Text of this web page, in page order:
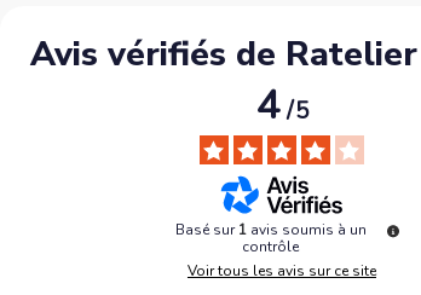
Avis vérifiés de
4/5
Basé sur1 avis soumis à un
contrôle
Voir tous les avis sur ce site